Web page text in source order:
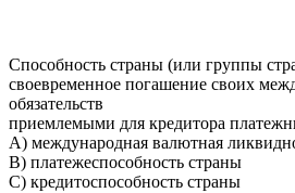
Способность страны (или группы
своевременное погашение своих
обязательств
приемлемыми для кредитора
A) международная валютная
B) платежеспособность страны
C) кредитоспособность страны